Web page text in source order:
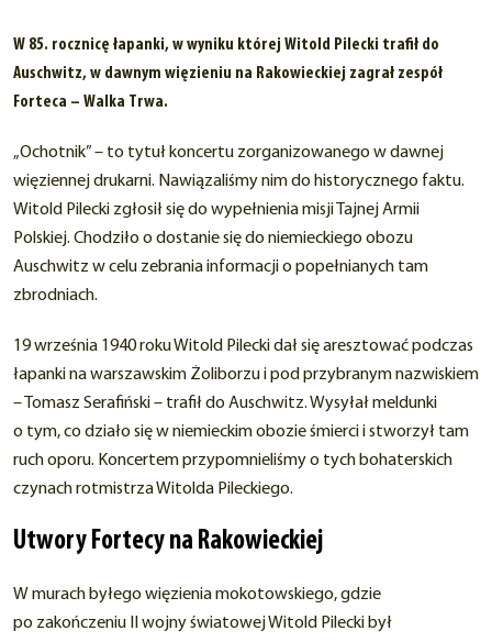
W 85. rocznicę łapanki, w wyniku której Witold Pilecki trafił do
Auschwitz, w dawnym więzieniu na Rakowieckiej zagrał zespół
Forteca – Walka Trwa.
„Ochotnik” – to tytuł koncertu zorganizowanego w dawnej
więziennej drukarni. Nawiązaliśmy nim do historycznego faktu.
Witold Pilecki zgłosił się do wypełnienia misji Tajnej Armii
Polskiej. Chodziło o dostanie się do niemieckiego obozu
Auschwitz w celu zebrania informacji o popełnianych tam
zbrodniach.
19 września 1940 roku Witold Pilecki dał się aresztować podczas
łapanki na warszawskim Żoliborzu i pod przybranym nazwiskiem
– Tomasz Serafiński – trafił do Auschwitz. Wysyłał meldunki
o tym, co działo się w niemieckim obozie śmierci i stworzył tam
ruch oporu. Koncertem przypomnieliśmy o tych bohaterskich
czynach rotmistrza Witolda Pileckiego.
Utwory Fortecy na Rakowieckiej
W murach byłego więzienia mokotowskiego, gdzie
po zakończeniu II wojny światowej Witold Pilecki był